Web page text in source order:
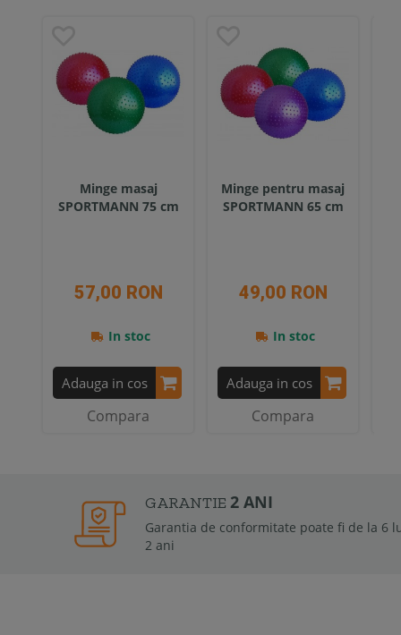
Minge masaj
SPORTMANN 75 cm
57,00 RON
In stoc
Adauga in cos
Compara
Minge pentru masaj
SPORTMANN 65 cm
49,00 RON
In stoc
Adauga in cos
Compara
GARANTIE2 ANI
Garantia de conformitate poate fi de la 6 luni la
2 ani